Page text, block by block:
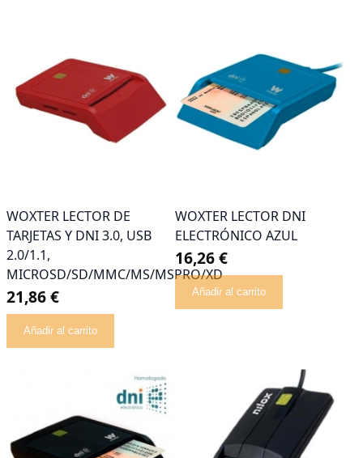
WOXTER LECTOR DE
TARJETAS Y DNI 3.0, USB
2.0/1.1,
MICROSD/SD/MMC/MS/MSPRO/XD
21,86 €
Añadir al carrito
WOXTER LECTOR DNI
ELECTRÓNICO AZUL
16,26 €
Añadir al carrito